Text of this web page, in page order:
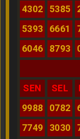
4302
5385
5393
6661
6046
8793
SEN
SEL
9988
0782
7749
3030